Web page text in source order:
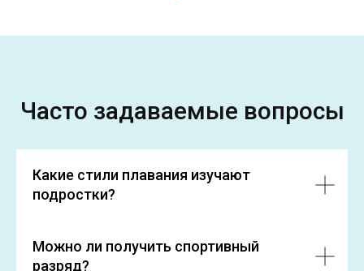
Часто задаваемые вопросы
Какие стили плавания изучают
подростки?
Можно ли получить спортивный
разряд?